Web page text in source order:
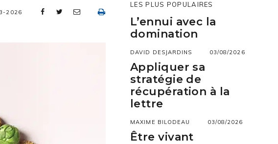
2026
LES PLUS POPULAIRES
L’ennui avec la
domination
DAVID DESJARDINS 03/08/2026
Appliquer sa
stratégie de
récupération à la
lettre
MAXIME BILODEAU 03/08/2026
Être vivant